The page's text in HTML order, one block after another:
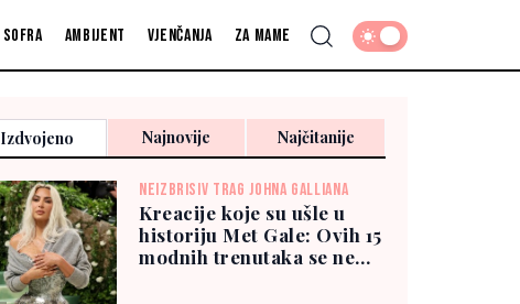
Sofra Ambijent Vjenčanja Za mame
Izdvojeno Najnovije Najčitanije
NEIZBRISIV TRAG JOHNA GALLIANA
Kreacije koje su ušle u
historiju Met Gale: Ovih 15
modnih trenutaka se ne